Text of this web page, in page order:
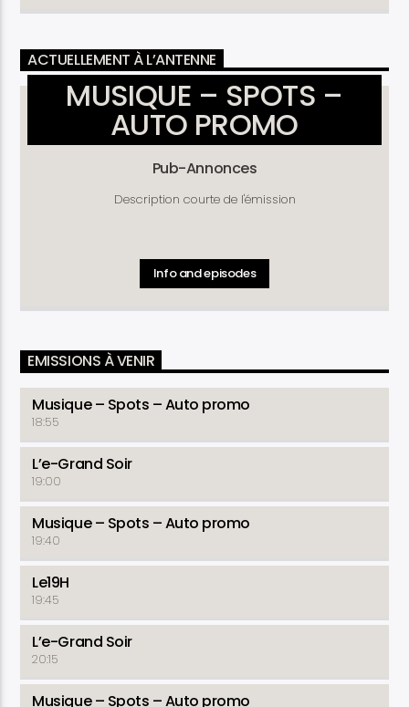
ACTUELLEMENT À L’ANTENNE
MUSIQUE – SPOTS –
AUTO PROMO
Pub-Annonces
Description courte de l'émission
Info and episodes
EMISSIONS À VENIR
Musique – Spots – Auto promo
18:55
L’e-Grand Soir
19:00
Musique – Spots – Auto promo
19:40
Le19H
19:45
L’e-Grand Soir
20:15
Musique – Spots – Auto promo